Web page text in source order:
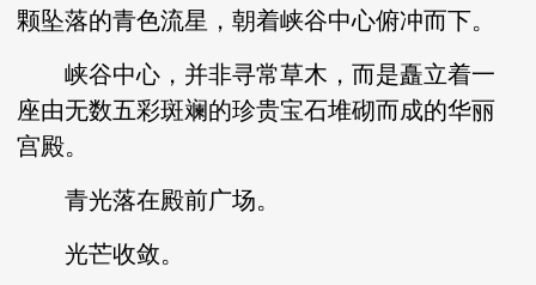
颗坠落的青色流星，朝着峡谷中心俯冲而下。
峡谷中心，并非寻常草木，而是矗立着一
座由无数五彩斑斓的珍贵宝石堆砌而成的华丽
宫殿。
青光落在殿前广场。
光芒收敛。